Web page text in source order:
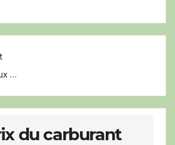
…
du carburant